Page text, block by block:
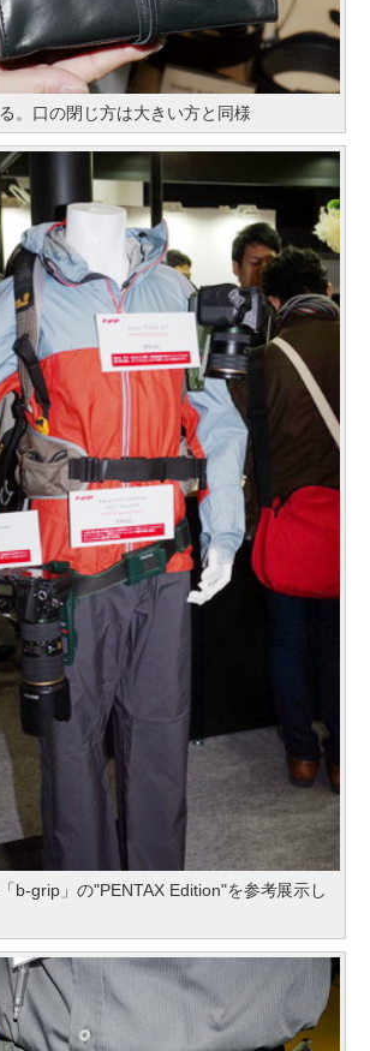
。口の閉じ方は大きい方と同様
b-grip」の"PENTAX Edition"を参考展示し